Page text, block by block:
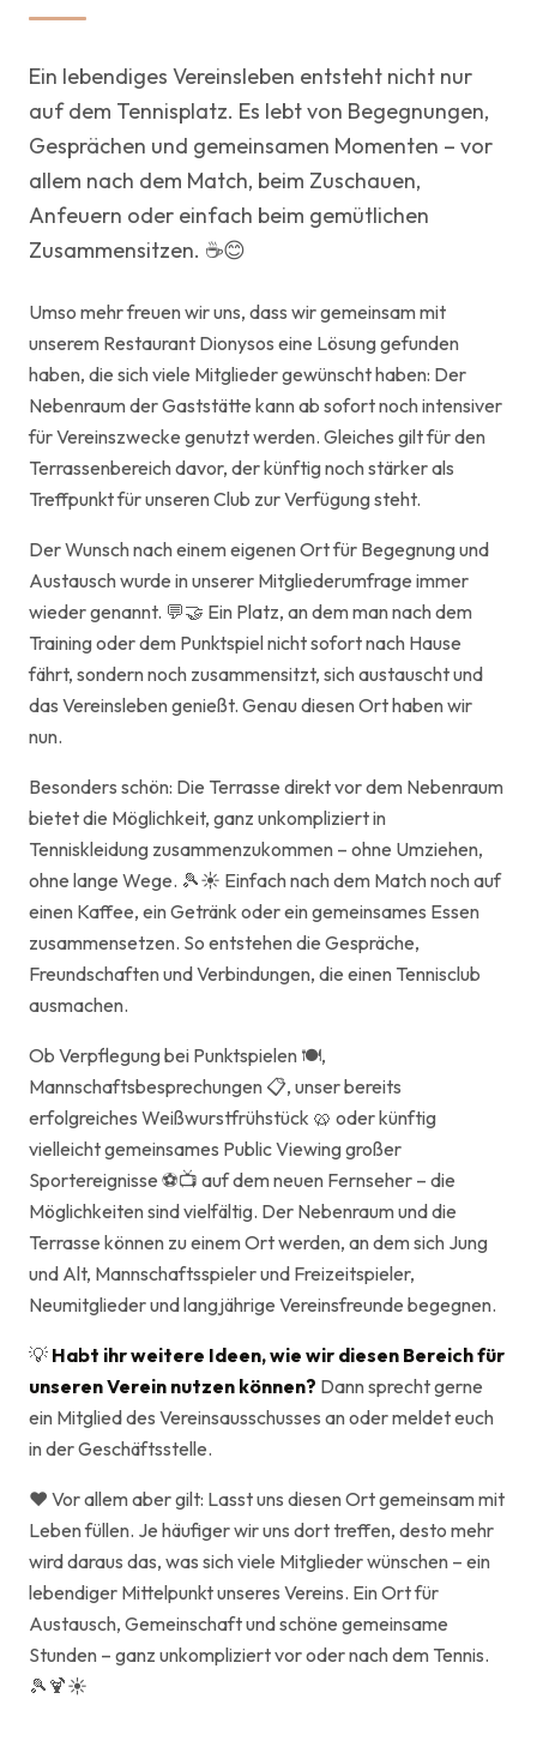
Ein lebendiges Vereinsleben entsteht nicht nur
auf dem Tennisplatz. Es lebt von Begegnungen,
Gesprächen und gemeinsamen Momenten – vor
allem nach dem Match, beim Zuschauen,
Anfeuern oder einfach beim gemütlichen
Zusammensitzen. ☕😊
Umso mehr freuen wir uns, dass wir gemeinsam mit
unserem Restaurant Dionysos eine Lösung gefunden
haben, die sich viele Mitglieder gewünscht haben: Der
Nebenraum der Gaststätte kann ab sofort noch intensiver
für Vereinszwecke genutzt werden. Gleiches gilt für den
Terrassenbereich davor, der künftig noch stärker als
Treffpunkt für unseren Club zur Verfügung steht.
Der Wunsch nach einem eigenen Ort für Begegnung und
Austausch wurde in unserer Mitgliederumfrage immer
wieder genannt. 💬🤝 Ein Platz, an dem man nach dem
Training oder dem Punktspiel nicht sofort nach Hause
fährt, sondern noch zusammensitzt, sich austauscht und
das Vereinsleben genießt. Genau diesen Ort haben wir
nun.
Besonders schön: Die Terrasse direkt vor dem Nebenraum
bietet die Möglichkeit, ganz unkompliziert in
Tenniskleidung zusammenzukommen – ohne Umziehen,
ohne lange Wege. 🎾☀️ Einfach nach dem Match noch auf
einen Kaffee, ein Getränk oder ein gemeinsames Essen
zusammensetzen. So entstehen die Gespräche,
Freundschaften und Verbindungen, die einen Tennisclub
ausmachen.
Ob Verpflegung bei Punktspielen 🍽️,
Mannschaftsbesprechungen 📋, unser bereits
erfolgreiches Weißwurstfrühstück 🥨 oder künftig
vielleicht gemeinsames Public Viewing großer
Sportereignisse ⚽📺 auf dem neuen Fernseher – die
Möglichkeiten sind vielfältig. Der Nebenraum und die
Terrasse können zu einem Ort werden, an dem sich Jung
und Alt, Mannschaftsspieler und Freizeitspieler,
Neumitglieder und langjährige Vereinsfreunde begegnen.
💡 Habt ihr weitere Ideen, wie wir diesen Bereich für
unseren Verein nutzen können? Dann sprecht gerne
ein Mitglied des Vereinsausschusses an oder meldet euch
in der Geschäftsstelle.
❤️ Vor allem aber gilt: Lasst uns diesen Ort gemeinsam mit
Leben füllen. Je häufiger wir uns dort treffen, desto mehr
wird daraus das, was sich viele Mitglieder wünschen – ein
lebendiger Mittelpunkt unseres Vereins. Ein Ort für
Austausch, Gemeinschaft und schöne gemeinsame
Stunden – ganz unkompliziert vor oder nach dem Tennis.
🎾🍹☀️